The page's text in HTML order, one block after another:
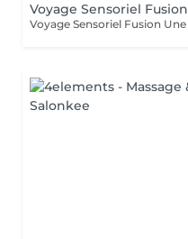
Voyage Sensoriel Fusion